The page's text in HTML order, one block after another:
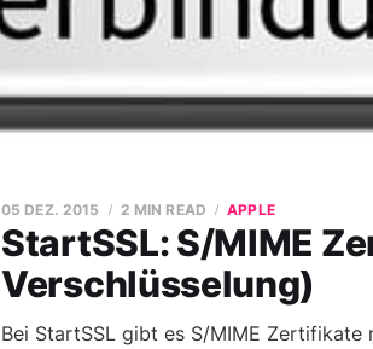
StartSSL: S/MIME
Verschlüsselung)
05 DEZ. 2015 2 MIN READ APPLE
Bei StartSSL gibt es S/MIME